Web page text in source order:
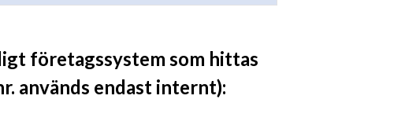
företagssystem som hittas
används endast internt):